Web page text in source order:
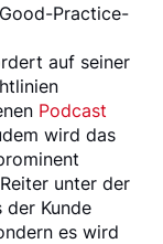
Practice-
auf seiner
Podcast
wird das
unter der
der Kunde
es wird